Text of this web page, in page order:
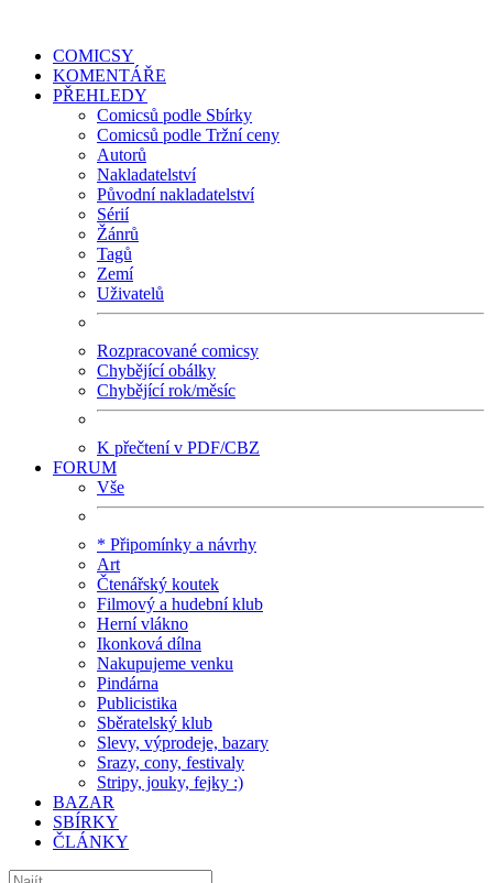
COMICSY
KOMENTÁŘE
PŘEHLEDY
Comicsů podle Sbírky
Comicsů podle Tržní ceny
Autorů
Nakladatelství
Původní nakladatelství
Sérií
Žánrů
Tagů
Zemí
Uživatelů
Rozpracované comicsy
Chybějící obálky
Chybějící rok/měsíc
K přečtení v PDF/CBZ
FORUM
Vše
* Připomínky a návrhy
Art
Čtenářský koutek
Filmový a hudební klub
Herní vlákno
Ikonková dílna
Nakupujeme venku
Pindárna
Publicistika
Sběratelský klub
Slevy, výprodeje, bazary
Srazy, cony, festivaly
Stripy, jouky, fejky :)
BAZAR
SBÍRKY
ČLÁNKY